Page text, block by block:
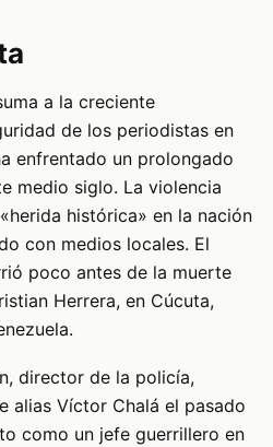
a la creciente
de los periodistas en
enfrentado un prolongado
medio siglo. La violencia
histórica» en la nación
con medios locales. El
poco antes de la muerte
Herrera, en Cúcuta,
director de la policía,
alias Víctor Chalá el pasado
como un jefe guerrillero en